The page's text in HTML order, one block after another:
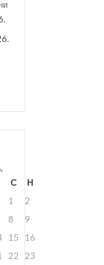
С
Н
1
2
8
9
15
16
22 23